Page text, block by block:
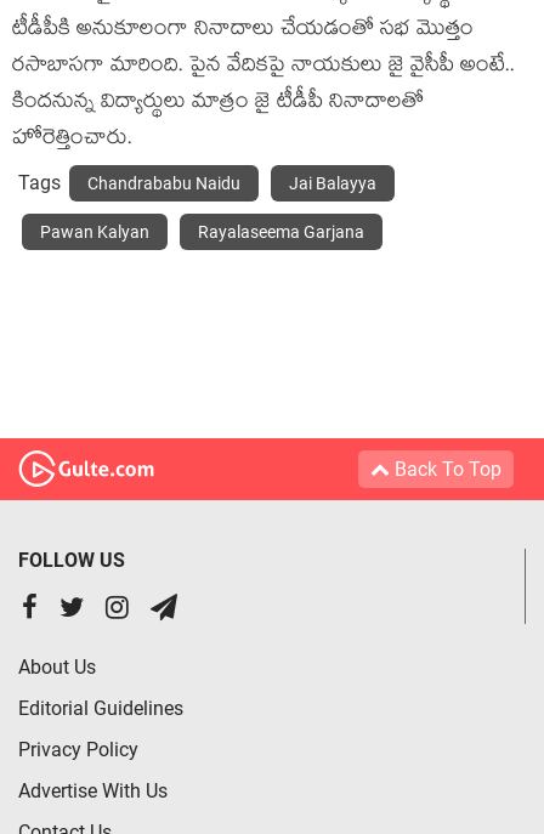
టీడీపీకి అనుకూలంగా నినాదాలు చేయడంతో స‌భ మొత్తం
ర‌సాబాస‌గా మారింది. పైన వేదిక‌పై నాయ‌కులు జై వైసీపీ అంటే..
కింద‌నున్న విద్యార్థులు మాత్రం జై టీడీపీ నినాదాల‌తో
హోరెత్తించారు.
Tags Chandrababu Naidu Jai Balayya
Pawan Kalyan Rayalaseema Garjana
Back To Top
FOLLOW US
About Us
Editorial Guidelines
Privacy Policy
Advertise With Us